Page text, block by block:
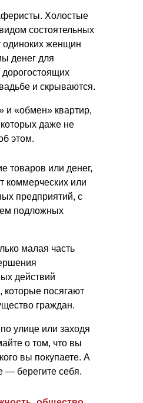
Холостые
состоятельных
одиноких женщин
денег для
и скрываются.
и «обмен» квартир,
даже не
этом.
товаров или денег,
коммерческих или
предприятий, с
подложных
малая часть
действий
посягают
граждан.
улице или заходя
о том, что вы
вы покупаете. А
— берегите себя.